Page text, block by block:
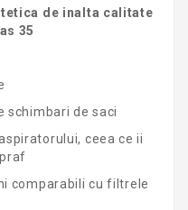
de inalta calitate
35
schimbari de saci
ceea ce ii
comparabili cu filtrele